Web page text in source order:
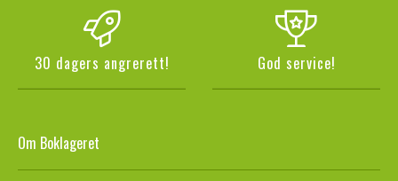
30 dagers angrerett! God service!
Om Boklageret